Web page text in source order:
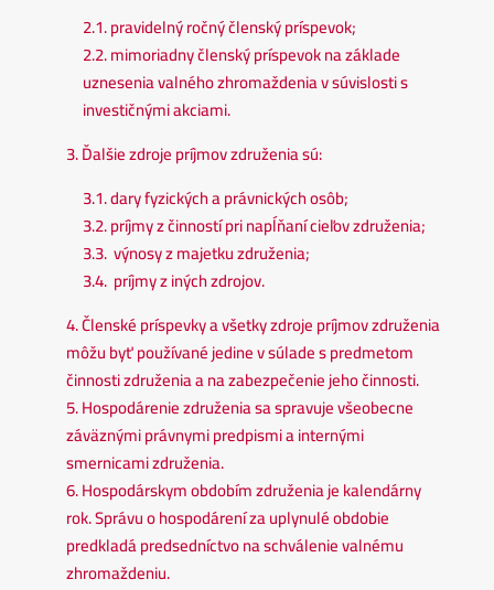
2.1. pravidelný ročný členský príspevok;
2.2. mimoriadny členský príspevok na základe
uznesenia valného zhromaždenia v súvislosti s
investičnými akciami.
3. Ďalšie zdroje príjmov združenia sú:
3.1. dary fyzických a právnických osôb;
3.2. príjmy z činností pri napĺňaní cieľov združenia;
3.3. výnosy z majetku združenia;
3.4. príjmy z iných zdrojov.
4. Členské príspevky a všetky zdroje príjmov združenia
môžu byť používané jedine v súlade s predmetom
činnosti združenia a na zabezpečenie jeho činnosti.
5. Hospodárenie združenia sa spravuje všeobecne
záväznými právnymi predpismi a internými
smernicami združenia.
6. Hospodárskym obdobím združenia je kalendárny
rok. Správu o hospodárení za uplynulé obdobie
predkladá predsedníctvo na schválenie valnému
zhromaždeniu.